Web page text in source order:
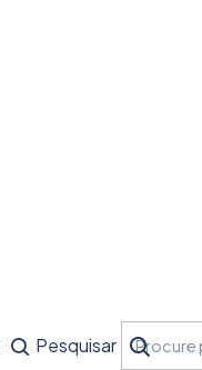
Pesquisar